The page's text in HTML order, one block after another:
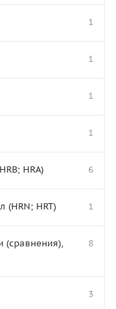
1
1
1
1
HRA) 6
(HRN; HRT) 1
(сравнения),
8
3